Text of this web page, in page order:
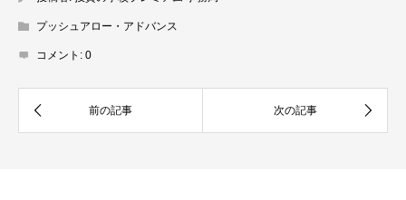
プッシュアロー・アドバンス
コメント: 0